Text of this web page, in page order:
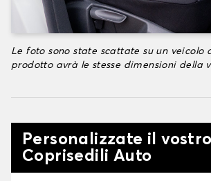
Le foto sono state scattate su un veicolo
prodotto avrà le stesse dimensioni della
Personalizzate il vostro
Coprisedili Auto